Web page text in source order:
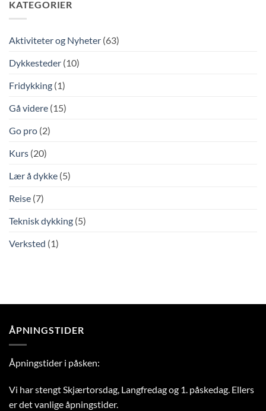
KATEGORIER
Aktiviteter og Nyheter (63)
Dykkesteder (10)
Fridykking (1)
Gå videre (15)
Go pro (2)
Kurs (20)
Lær å dykke (5)
Reise (7)
Teknisk dykking (5)
Verksted (1)
ÅPNINGSTIDER
Åpningstider i påsken:
Vi har stengt Skjærtorsdag, Langfredag og 1. påskedag. Ellers
er det vanlige åpningstider.